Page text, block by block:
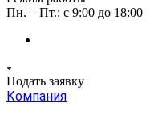
Пн. – Пт.: с 9:00 до 18:00
Подать заявку
Компания